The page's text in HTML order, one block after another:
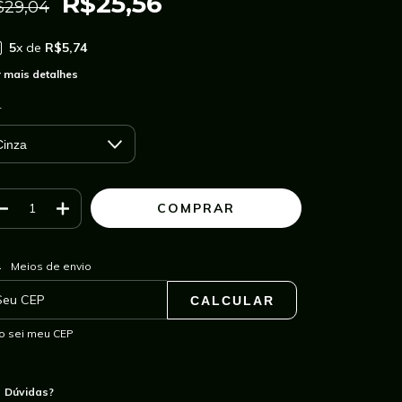
5x de R$5,74
mais detalhes
para o CEP:
Meios de envio
CALCULAR
sei meu CEP
Dúvidas?